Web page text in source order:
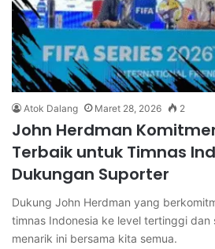
Atok Dalang Maret 28, 2026 2
John Herdman
Terbaik untuk Timnas
Dukungan Suporter
Dukung John Herdman yang
timnas Indonesia ke level tertinggi dan
menarik ini bersama kita semua.